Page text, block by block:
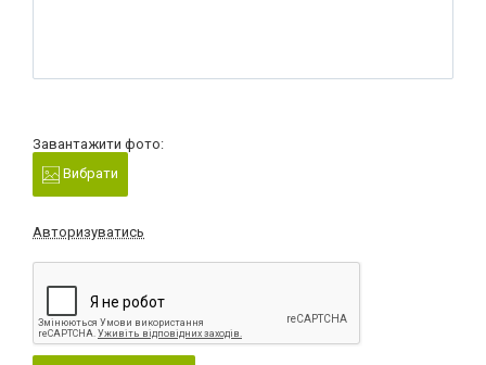
Завантажити фото:
Вибрати
Авторизуватись